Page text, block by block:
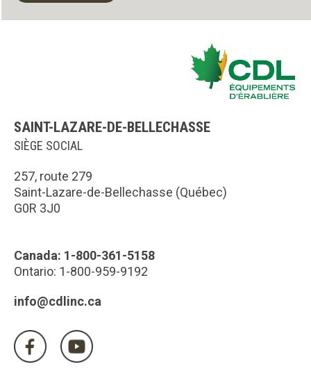
SAINT-LAZARE-DE-BELLECHASSE
SIÈGE SOCIAL
257, route 279
Saint-Lazare-de-Bellechasse (Québec)
G0R 3J0
Canada: 1-800-361-5158
Ontario: 1-800-959-9192
info@cdlinc.ca